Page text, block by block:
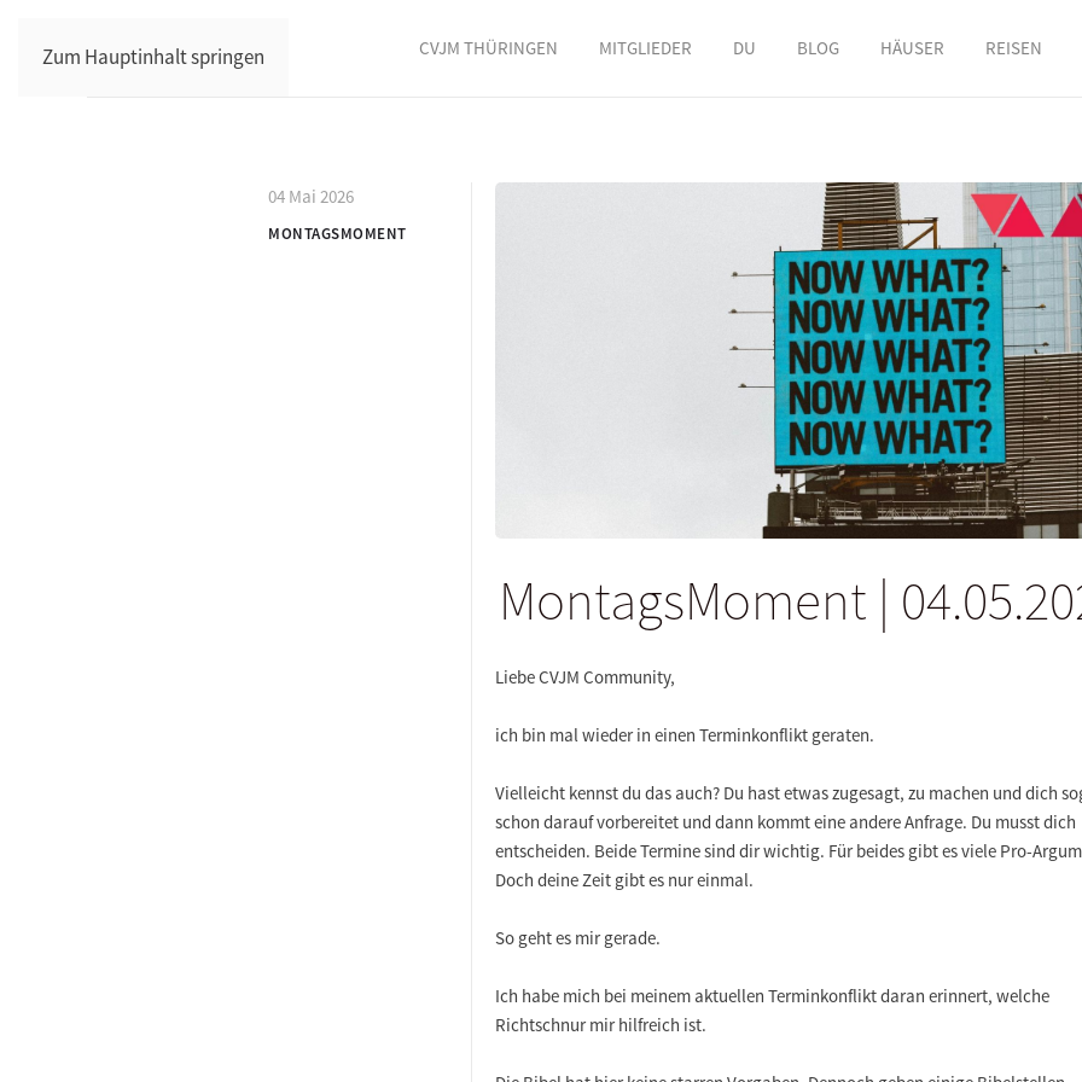
Zum Hauptinhalt springen CVJM THÜRINGEN MITGLIEDER DU BLOG HÄUSER REISEN
04 Mai 2026
MONTAGSMOMENT
MontagsMoment |
Liebe CVJM Community,
ich bin mal wieder in einen Terminkonflikt geraten.
Vielleicht kennst du das auch? Du hast etwas zugesagt, zu machen und dich
schon darauf vorbereitet und dann kommt eine andere Anfrage. Du musst dich
entscheiden. Beide Termine sind dir wichtig. Für beides gibt es viele Pro-
Doch deine Zeit gibt es nur einmal.
So geht es mir gerade.
Ich habe mich bei meinem aktuellen Terminkonflikt daran erinnert, welche
Richtschnur mir hilfreich ist.